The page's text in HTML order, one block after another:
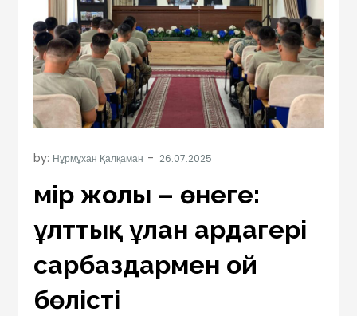
by: Нұрмұхан Қалқаман
Өмір жолы – өнеге:
ұлттық ұлан ардагері
сарбаздармен ой
бөлісті